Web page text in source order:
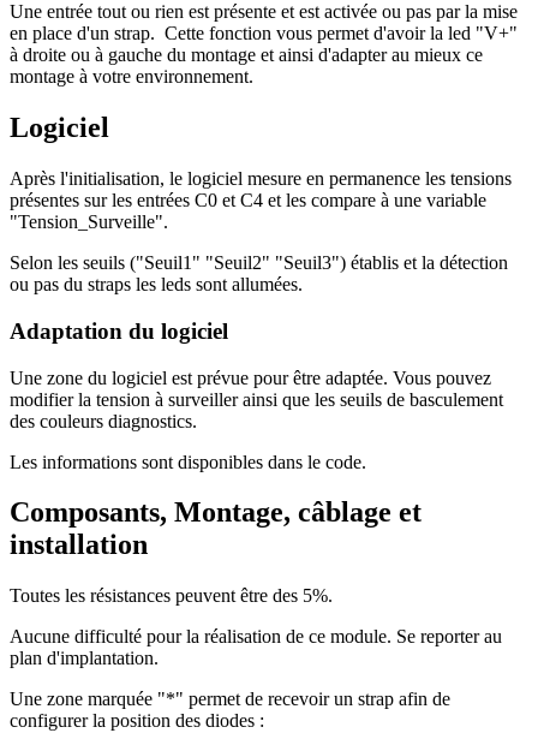
Une entrée tout ou rien est présente et est activée ou pas par la mise
en place d'un strap. Cette fonction vous permet d'avoir la led "V+"
à droite ou à gauche du montage et ainsi d'adapter au mieux ce
montage à votre environnement.
Logiciel
Après l'initialisation, le logiciel mesure en permanence les tensions
présentes sur les entrées C0 et C4 et les compare à une variable
"Tension_Surveille".
Selon les seuils ("Seuil1" "Seuil2" "Seuil3") établis et la détection
ou pas du straps les leds sont allumées.
Adaptation du logiciel
Une zone du logiciel est prévue pour être adaptée. Vous pouvez
modifier la tension à surveiller ainsi que les seuils de basculement
des couleurs diagnostics.
Les informations sont disponibles dans le code.
Composants, Montage, câblage et
installation
Toutes les résistances peuvent être des 5%.
Aucune difficulté pour la réalisation de ce module. Se reporter au
plan d'implantation.
Une zone marquée "*" permet de recevoir un strap afin de
configurer la position des diodes :